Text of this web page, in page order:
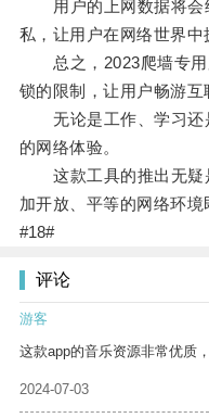
用户的上网数据将会
私，让用户在网络世界中
总之，2023爬墙专用
锁的限制，让用户畅游互
无论是工作、学习还
的网络体验。
这款工具的推出无疑
加开放、平等的网络环境
#18#
评论
游客
这款app的音乐资源非常优质
2024-07-03